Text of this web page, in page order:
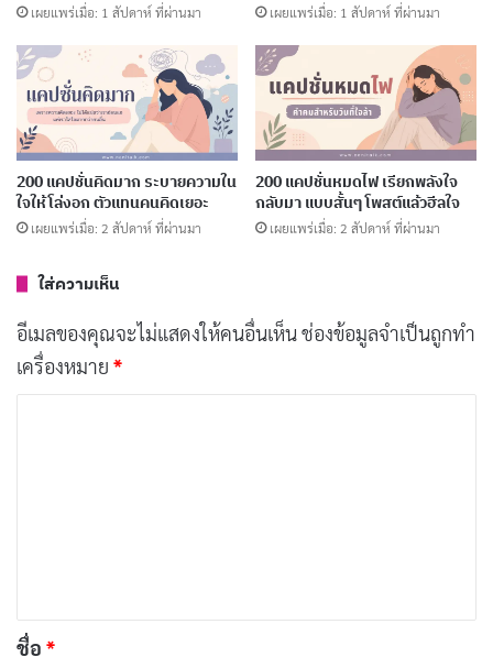
ส่งต่อลมหายใจด้วยหยดเลือด คัดลอก
เจ็บนิดเดียว ช่วยได้มากมาย คัดลอก
บริจาคเลือด ทำบุญสูงสุด คัดลอก
เลือดไม่สามารถผลิตได้ ต้องแบ่งปัน คัดลอก
วันนี้บริจาคเลือด พรุ่งนี้อาจเราที่
คัดลอก
บริจาคเลือดเป็นกุศลที่ยิ่งใหญ่
เผยแพร่เมื่อ: 1 สัปดาห์ ที่ผ่านมา เผยแพร่เมื่อ: 1 สัปดาห์ ที่ผ่านมา
200 แคปชั่นคิดมาก ระบายความใน
ใจให้โล่งอก ตัวแทนคนคิดเยอะ
เผยแพร่เมื่อ: 2 สัปดาห์ ที่ผ่านมา
200 แคปชั่นหมดไฟ เรียกพลังใจ
กลับมา แบบสั้นๆ โพสต์แล้วฮีลใจ
เผยแพร่เมื่อ: 2 สัปดาห์ ที่ผ่านมา
ใส่ความเห็น
อีเมลของคุณจะไม่แสดงให้คนอื่นเห็นช่องข้อมูลจำเป็นถูกทำ
เครื่องหมาย *
*
ชื่อ *